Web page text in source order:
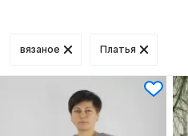
вязаное Платья